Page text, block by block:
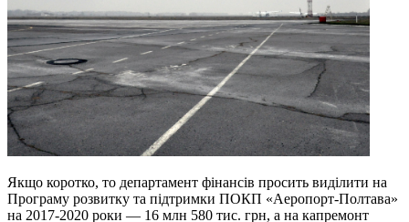
Якщо коротко, то департамент фінансів просить виділити на
Програму розвитку та підтримки ПОКП «Аеропорт-Полтава»
на 2017-2020 роки — 16 млн 580 тис. грн, а на капремонт